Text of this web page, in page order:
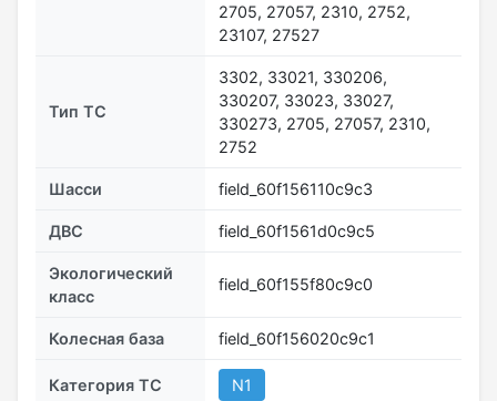
2705, 27057, 2310, 2752,
23107, 27527
Тип ТС
3302, 33021, 330206,
330207, 33023, 33027,
330273, 2705, 27057, 2310,
2752
Шасси field_60f156110c9c3
ДВС field_60f1561d0c9c5
Экологический
класс
field_60f155f80c9c0
Колесная база field_60f156020c9c1
Категория ТС N1